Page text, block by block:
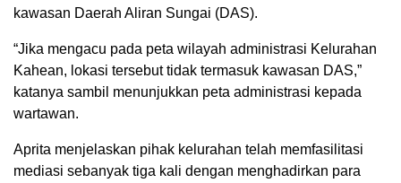
kawasan Daerah Aliran Sungai (DAS).
“Jika mengacu pada peta wilayah administrasi Kelurahan
Kahean, lokasi tersebut tidak termasuk kawasan DAS,”
katanya sambil menunjukkan peta administrasi kepada
wartawan.
Aprita menjelaskan pihak kelurahan telah memfasilitasi
mediasi sebanyak tiga kali dengan menghadirkan para